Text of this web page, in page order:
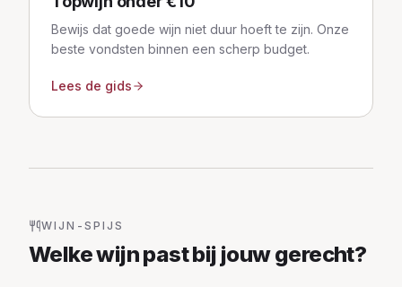
Bewijs dat goede wijn niet duur hoeft te zijn. Onze
beste vondsten binnen een scherp budget.
Lees de gids
WIJN-SPIJS
Welke wijn past bij jouw gerecht?